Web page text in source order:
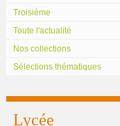
Troisième
Toute l'actualité
Nos collections
Sélections thématiques
Lycée